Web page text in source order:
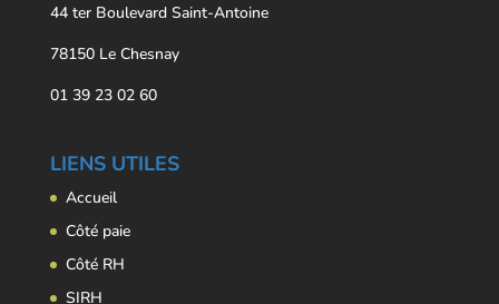
44 ter Boulevard Saint-Antoine
78150 Le Chesnay
01 39 23 02 60
LIENS UTILES
Accueil
Côté paie
Côté RH
SIRH